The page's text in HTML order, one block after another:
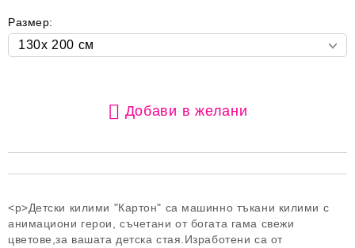
<p>Детски килими "Картон" са машинно тъкани килими с
анимациони герои, съчетани от богата гама свежи
цветове,за вашата детска стая.Изработени са от
Размер:
Добави в желани